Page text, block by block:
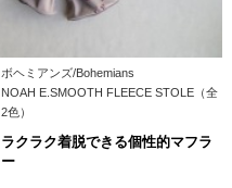
ボヘミアンズ/Bohemians
NOAH E.SMOOTH FLEECE STOLE（全
2色）
ラクラク着脱できる個性的マフラ
ー